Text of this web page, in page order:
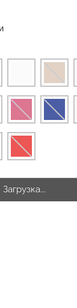
Загрузка...
(черный) Giulia
299 грн.